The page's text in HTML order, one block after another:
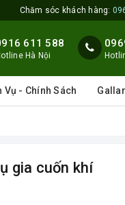
Chăm sóc khách hàng:
611 588
Hà Nội
Vụ - Chính Sách
gia cuốn khí